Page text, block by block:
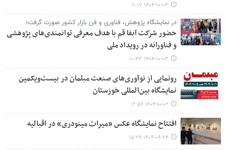
۱۴۰۴-۱۰-۰۳ ۱۱:۱۷
در نمایشگاه پژوهش، فناوری و فن بازار کشور صورت گرفت؛
حضور شرکت آبفا قم با هدف معرفی توانمندی‌های پژوهشی
و فناورانه در رویداد ملی
۱۴۰۴-۱۰-۰۳ ۱۰:۴۳
رونمایی از نوآوری‌های صنعت مبلمان در بیست‌ویکمین
نمایشگاه بین‌المللی خوزستان
۱۴۰۴-۱۰-۰۲ ۱۲:۵۶
افتتاح نمایشگاه عکس «میراث مینودری» در اقبالیه
۱۴۰۴-۰۹-۲۴ ۱۵:۲۹